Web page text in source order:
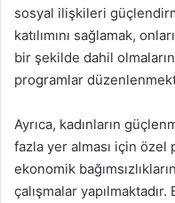
sosyal ilişkileri
katılımını sağlamak,
bir şekilde dahil
programlar
Ayrıca, kadınların
fazla yer alması için özel
ekonomik
çalışmalar